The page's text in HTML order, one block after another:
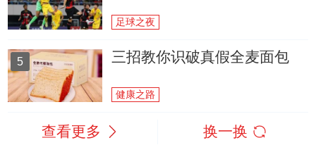
足球之夜
5 三招教你识破真假全麦面包
健康之路
查看更多 换一换